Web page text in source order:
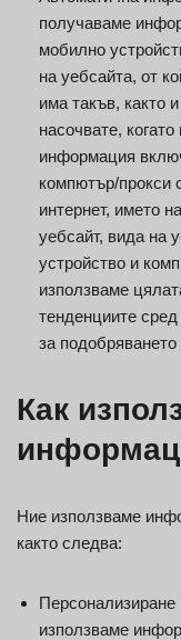
получаваме
мобилно
на уебсайта, от
има такъв, както
насочвате,
информация
компютър/прокси
интернет, името
уебсайт, вида на
устройство и
използваме
тенденциите
за
Как
Ние използваме
както следва:
използваме